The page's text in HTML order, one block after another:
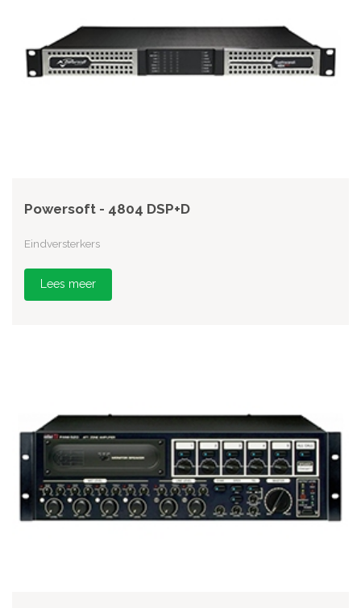
Powersoft - 4804 DSP+D
Eindversterkers
Lees meer